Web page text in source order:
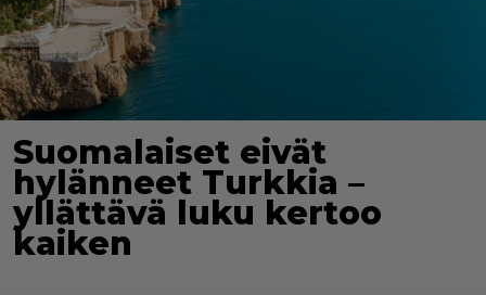
Suomalaiset eivät
hylänneet Turkkia –
yllättävä luku kertoo
kaiken